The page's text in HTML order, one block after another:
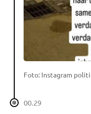
Foto: Instagram
00.29